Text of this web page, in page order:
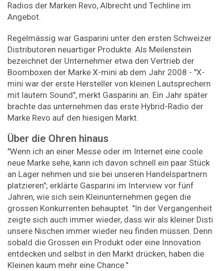
Radios der Marken Revo, Albrecht und Techline im
Angebot.
Regelmässig war Gasparini unter den ersten Schweizer
Distributoren neuartiger Produkte. Als Meilenstein
bezeichnet der Unternehmer etwa den Vertrieb der
Boomboxen der Marke X-mini ab dem Jahr 2008 - "X-
mini war der erste Hersteller von kleinen Lautsprechern
mit lautem Sound", merkt Gasparini an. Ein Jahr später
brachte das unternehmen das erste Hybrid-Radio der
Marke Revo auf den hiesigen Markt.
Über die Ohren hinaus
"Wenn ich an einer Messe oder im Internet eine coole
neue Marke sehe, kann ich davon schnell ein paar Stück
an Lager nehmen und sie bei unseren Handelspartnern
platzieren"; erklärte Gasparini im Interview vor fünf
Jahren, wie sich sein Kleinunternehmen gegen die
grossen Konkurrenten behauptet. "In der Vergangenheit
zeigte sich auch immer wieder, dass wir als kleiner Disti
unsere Nischen immer wieder neu finden müssen. Denn
sobald die Grossen ein Produkt oder eine Innovation
entdecken und selbst in den Markt drücken, haben die
Kleinen kaum mehr eine Chance."